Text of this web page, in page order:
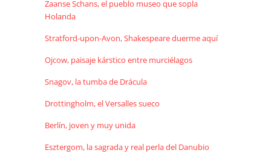
Zaanse Schans, el pueblo museo que sopla
Holanda
Stratford-upon-Avon, Shakespeare duerme aquí
Ojcow, paisaje kárstico entre murciélagos
Snagov, la tumba de Drácula
Drottingholm, el Versalles sueco
Berlín, joven y muy unida
Esztergom, la sagrada y real perla del Danubio